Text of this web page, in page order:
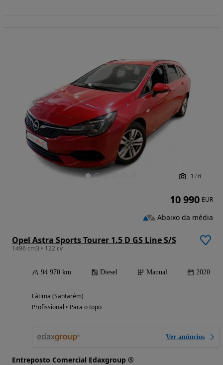
1 / 6
Opel Astra Sports Tourer 1.5 D GS Line S/S
1496 cm3 • 122 cv
94 970 km Diesel Manual 2020
Fátima (Santarém)
Profissional • Para o topo
Ver anúncios
Entreposto Comercial Edaxgroup ®
10 990 EUR
Abaixo da média